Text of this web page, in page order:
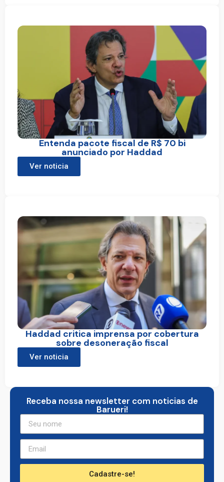
Entenda pacote fiscal de R$ 70 bi
anunciado por Haddad
Ver noticia
Haddad critica imprensa por cobertura
sobre desoneração fiscal
Ver noticia
Receba nossa newsletter com noticias de
Barueri!
Cadastre-se!